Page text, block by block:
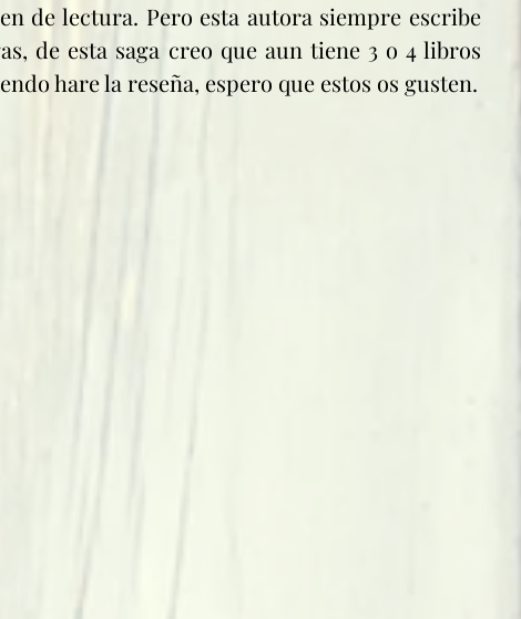
de lectura. Pero esta autora siempre escribe
de esta saga creo que aun tiene 3 o 4 libros
hare la reseña, espero que estos os gusten.